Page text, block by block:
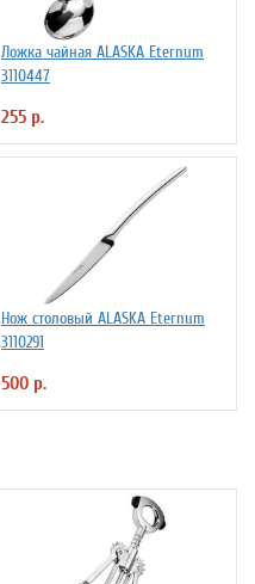
Ложка чайная ALASKA Eternum
3110447
255 р.
Нож столовый ALASKA Eternum
3110291
500 р.